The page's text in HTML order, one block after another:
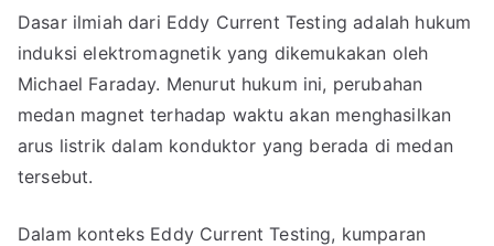
Dasar ilmiah dari Eddy Current Testing adalah hukum
induksi elektromagnetik yang dikemukakan oleh
Michael Faraday. Menurut hukum ini, perubahan
medan magnet terhadap waktu akan menghasilkan
arus listrik dalam konduktor yang berada di medan
tersebut.
Dalam konteks Eddy Current Testing, kumparan